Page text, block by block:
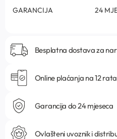
GARANCIJA
24
Besplatna dostava za
Online plaćanja na 12 rata
Garancija do 24 mjeseca
Ovlašteni uvoznik i